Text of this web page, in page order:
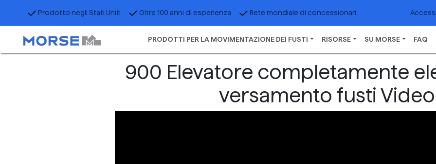
Prodotto negli Stati Uniti Oltre 100 anni di esperienza Rete mondiale di concessionari
PRODOTTI PER LA MOVIMENTAZIONE DEI FUSTI RISORSE SU MORSE FAQ
900 Elevatore completamente
versamento fusti Video